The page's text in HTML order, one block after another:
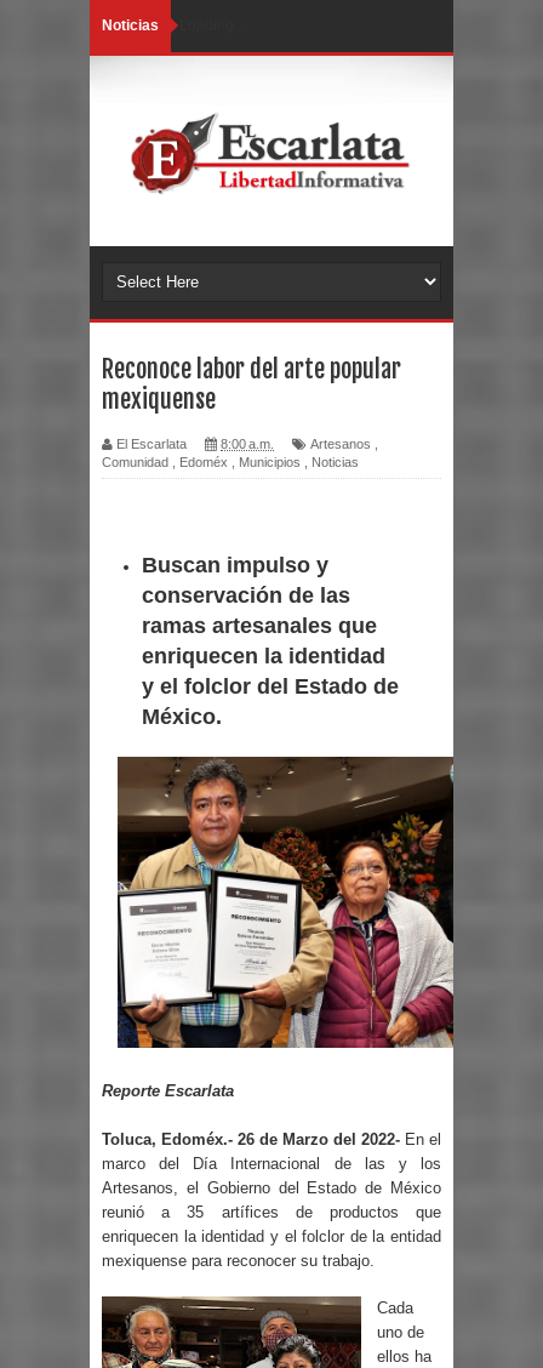
Noticias
Reconoce labor del arte popular
mexiquense
El Escarlata 8:00 a.m. Artesanos
Comunidad
Edoméx Municipios Noticias
Buscan impulso y
conservación de las
ramas artesanales que
enriquecen la identidad
y el folclor del Estado de
México.
Reporte Escarlata
Toluca, Edoméx.- 26 de Marzo del 2022- En el
marco del Día Internacional de las y los
Artesanos, el Gobierno del Estado de México
reunió a 35 artífices de productos que
enriquecen la identidad y el folclor de la entidad
mexiquense para reconocer su trabajo.
Cada
uno de
ellos ha